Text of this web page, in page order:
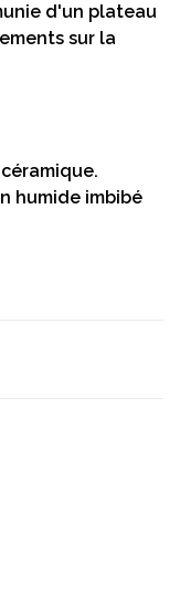
d'un plateau
sur la
humide imbibé